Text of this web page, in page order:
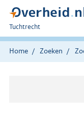
U
bent
hier:
Tuchtrecht
Home Zoeken